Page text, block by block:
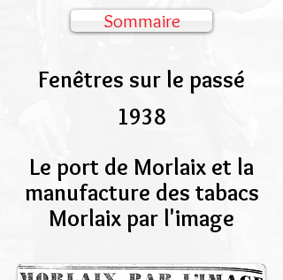
Fenêtres sur le passé
1938
Le port de Morlaix et la
manufacture des tabacs
Morlaix par l'image
Sommaire